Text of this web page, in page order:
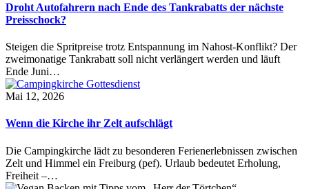
Droht Autofahrern nach Ende des Tankrabatts der nächste
Preisschock?
Steigen die Spritpreise trotz Entspannung im Nahost-Konflikt? Der
zweimonatige Tankrabatt soll nicht verlängert werden und läuft
Ende Juni…
Mai 12, 2026
Wenn die Kirche ihr Zelt aufschlägt
Die Campingkirche lädt zu besonderen Ferienerlebnissen zwischen
Zelt und Himmel ein Freiburg (pef). Urlaub bedeutet Erholung,
Freiheit –…